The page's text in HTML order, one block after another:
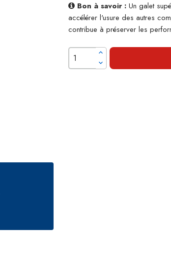
Bon à savoir : Un galet
accélérer l'usure des autres
contribue à préserver les